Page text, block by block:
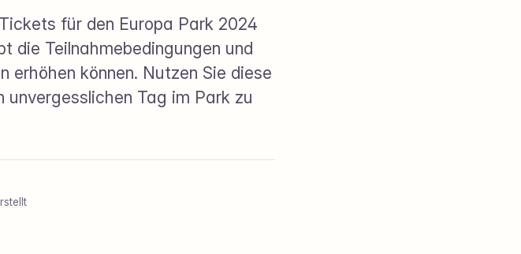
für den Europa Park 2024
die Teilnahmebedingungen und
erhöhen können. Nutzen Sie diese
unvergesslichen Tag im Park zu